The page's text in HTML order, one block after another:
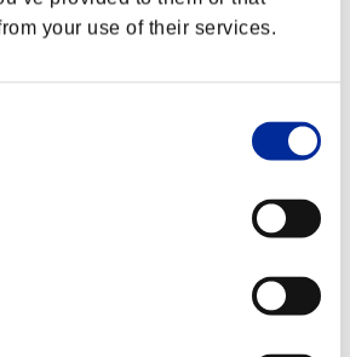
your use of their services.